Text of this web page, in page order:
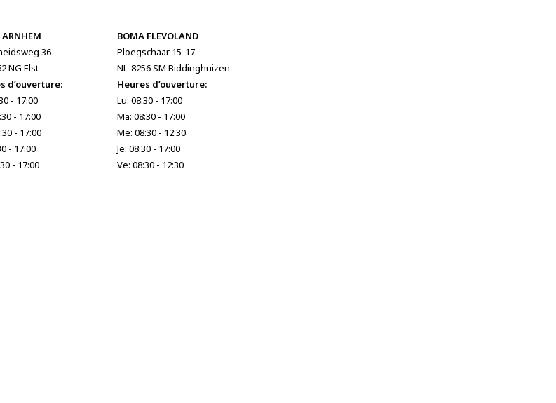
36
NG Elst
d’ouverture:
- 17:00
- 17:00
- 17:00
- 17:00
- 17:00
BOMA FLEVOLAND
Ploegschaar 15-17
NL-8256 SM Biddinghuizen
Heures d’ouverture:
Lu: 08:30 - 17:00
Ma: 08:30 - 17:00
Me: 08:30 - 12:30
Je: 08:30 - 17:00
Ve: 08:30 - 12:30